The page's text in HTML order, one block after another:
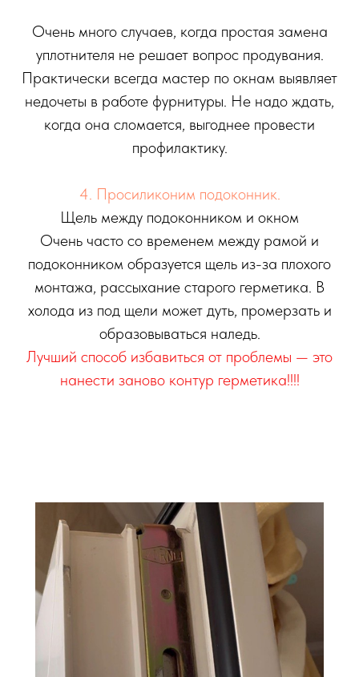
Очень много случаев, когда простая замена
уплотнителя не решает вопрос продувания.
Практически всегда мастер по окнам выявляет
недочеты в работе фурнитуры. Не надо ждать,
когда она сломается, выгоднее провести
профилактику.
4. Просиликоним подоконник.
Щель между подоконником и окном
Очень часто со временем между рамой и
подоконником образуется щель из-за плохого
монтажа, рассыхание старого герметика. В
холода из под щели может дуть, промерзать и
образовываться наледь.
Лучший способ избавиться от проблемы — это
нанести заново контур герметика!!!!